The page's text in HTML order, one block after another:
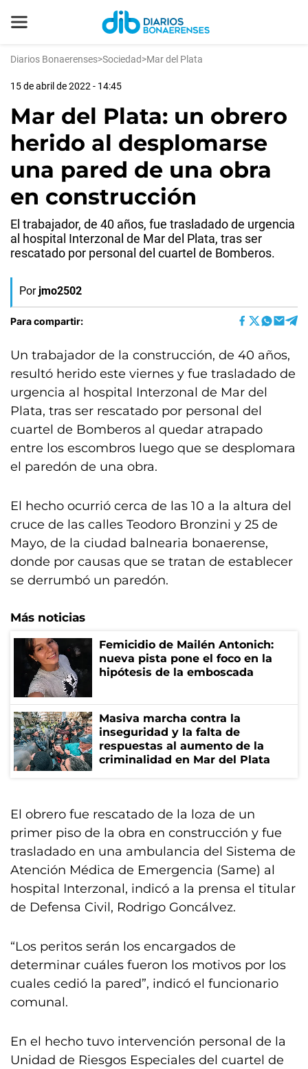
Diarios Bonaerenses>Sociedad>Mar del Plata
15 de abril de 2022 - 14:45
Mar del Plata: un obrero
herido al desplomarse
una pared de una obra
en construcción
El trabajador, de 40 años, fue trasladado de urgencia
al hospital Interzonal de Mar del Plata, tras ser
rescatado por personal del cuartel de Bomberos.
Por jmo2502
Para compartir:
Un trabajador de la construcción, de 40 años,
resultó herido este viernes y fue trasladado de
urgencia al hospital Interzonal de Mar del
Plata, tras ser rescatado por personal del
cuartel de Bomberos al quedar atrapado
entre los escombros luego que se desplomara
el paredón de una obra.
El hecho ocurrió cerca de las 10 a la altura del
cruce de las calles Teodoro Bronzini y 25 de
Mayo, de la ciudad balnearia bonaerense,
donde por causas que se tratan de establecer
se derrumbó un paredón.
Más noticias
Femicidio de Mailén Antonich:
nueva pista pone el foco en la
hipótesis de la emboscada
Masiva marcha contra la
inseguridad y la falta de
respuestas al aumento de la
criminalidad en Mar del Plata
El obrero fue rescatado de la loza de un
primer piso de la obra en construcción y fue
trasladado en una ambulancia del Sistema de
Atención Médica de Emergencia (Same) al
hospital Interzonal, indicó a la prensa el titular
de Defensa Civil, Rodrigo Goncálvez.
“Los peritos serán los encargados de
determinar cuáles fueron los motivos por los
cuales cedió la pared”, indicó el funcionario
comunal.
En el hecho tuvo intervención personal de la
Unidad de Riesgos Especiales del cuartel de